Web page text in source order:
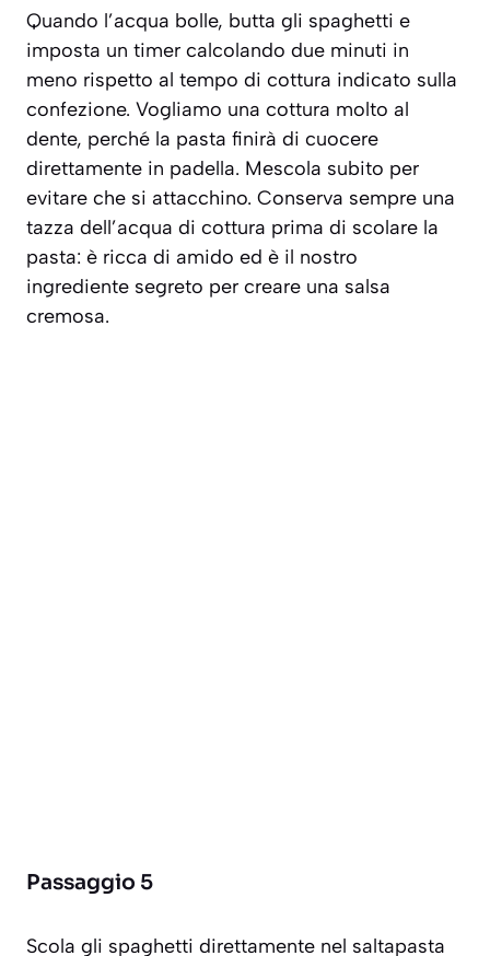
Quando l’acqua bolle, butta gli spaghetti e
imposta un timer calcolando due minuti in
meno rispetto al tempo di cottura indicato sulla
confezione. Vogliamo una cottura molto al
dente, perché la pasta finirà di cuocere
direttamente in padella. Mescola subito per
evitare che si attacchino. Conserva sempre una
tazza dell’acqua di cottura prima di scolare la
pasta: è ricca di amido ed è il nostro
ingrediente segreto per creare una salsa
cremosa.
Passaggio 5
Scola gli spaghetti direttamente nel saltapasta